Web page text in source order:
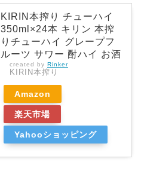
KIRIN本搾り チューハイ
350ml×24本 キリン 本搾
りチューハイ グレープフ
ルーツ サワー 酎ハイ お酒
created by Rinker
KIRIN本搾り
Amazon
楽天市場
Yahooショッピング